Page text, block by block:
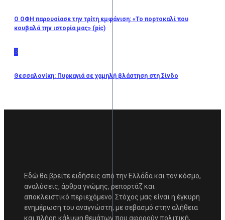
Ο ΟΦΗ παρουσίασε την τρίτη εμφάνιση: «Το πορτοκαλί που
κουβαλά την ιστορία μας» (pic)
3
Θεσσαλονίκη: Πυρκαγιά σε χαμηλή βλάστηση στη Σίνδο
Εδώ θα βρείτε ειδήσεις από την Ελλάδα και τον κόσμο,
αναλύσεις, άρθρα γνώμης, ρεπορτάζ και
αποκλειστικό περιεχόμενο. Στόχος μας είναι η έγκυρη
ενημέρωση του αναγνώστη, με σεβασμό στην αλήθεια
και πλήρη κάλυψη θεμάτων που αφορούν πολιτική,